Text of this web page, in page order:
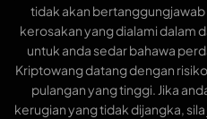
tidak akan
kerosakan yang dialami dalam
untuk anda sedar bahawa
Kriptowang datang dengan
pulangan yang tinggi. Jika
kerugian yang tidak dijangka,